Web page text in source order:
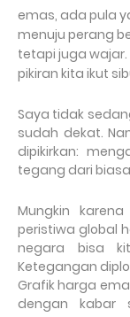
emas, ada pula
menuju perang
tetapi juga
pikiran kita ikut
Saya tidak
sudah dekat.
dipikirkan:
tegang dari
Mungkin
peristiwa global
negara bisa
Ketegangan
Grafik harga
dengan kabar